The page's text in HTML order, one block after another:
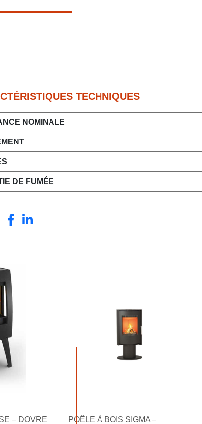
TECHNIQUES
NOMINALE
DE FUMÉE
– DOVRE
POÊLE À BOIS SIGMA –